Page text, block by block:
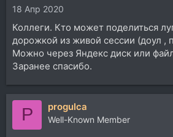
18 Апр 2020
Коллеги. Кто может поделиться
дорожкой из живой сессии (доул ,
Можно через Яндекс диск или
Заранее спасибо.
P progulca
Well-Known Member